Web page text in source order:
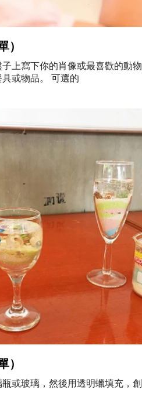
）
上寫下你的肖像或最喜歡的動
或物品。 可選的
）
或玻璃，然後用透明蠟填充，